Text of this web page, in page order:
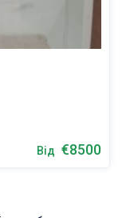
Від €8500